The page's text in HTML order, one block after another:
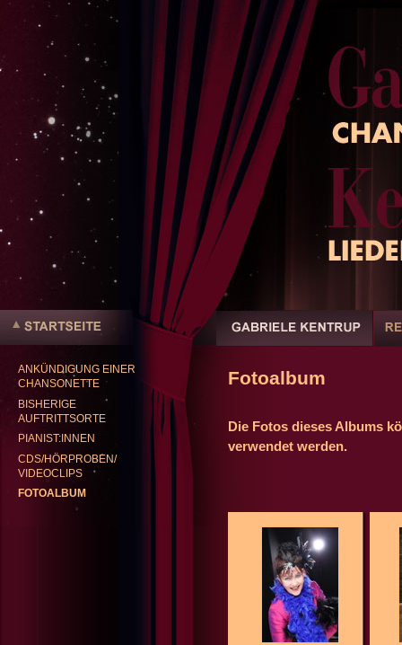
Benutzerspezifische
Direkt
zum
Inhalt
Sektionen
GABRIELE KENTRUP
Startseite
ANKÜNDIGUNG EINER
CHANSONETTE
BISHERIGE
AUFTRITTSORTE
PIANIST:INNEN
CDS/HÖRPROBEN/
VIDEOCLIPS
FOTOALBUM
Fotoalbum
Die Fotos dieses Albums
verwendet werden.